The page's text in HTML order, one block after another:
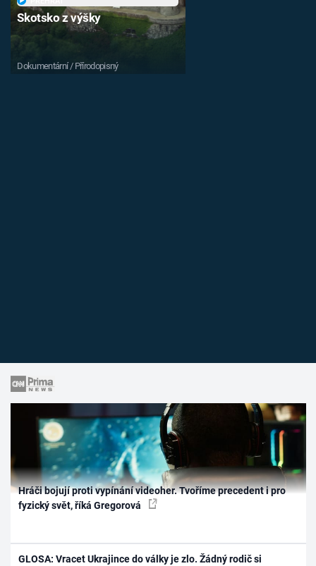
Skotsko z výšky
Dokumentární / Přírodopisný
Hráči bojují proti vypínání videoher. Tvoříme precedent i pro
fyzický svět, říká Gregorová
GLOSA: Vracet Ukrajince do války je zlo. Žádný rodič si